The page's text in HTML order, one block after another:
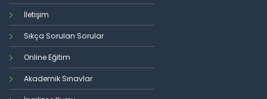
İletişim
Sıkça Sorulan Sorular
Online Eğitim
Akademik Sınavlar